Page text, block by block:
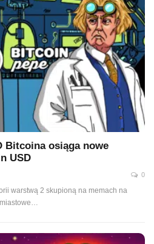
Bitcoina osiąga nowe
USD
0
warstwą 2 skupioną na memach na